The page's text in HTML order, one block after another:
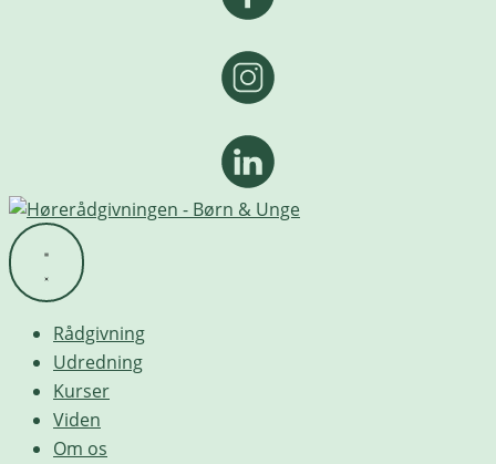
Rådgivning
Udredning
Kurser
Viden
Om os